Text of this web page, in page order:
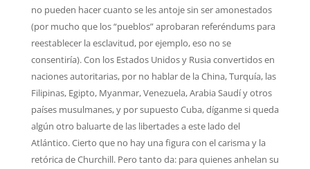
no pueden hacer cuanto se les antoje sin ser amonestados
(por mucho que los “pueblos” aprobaran referéndums para
reestablecer la esclavitud, por ejemplo, eso no se
consentiría). Con los Estados Unidos y Rusia convertidos en
naciones autoritarias, por no hablar de la China, Turquía, las
Filipinas, Egipto, Myanmar, Venezuela, Arabia Saudí y otros
países musulmanes, y por supuesto Cuba, díganme si queda
algún otro baluarte de las libertades a este lado del
Atlántico. Cierto que no hay una figura con el carisma y la
retórica de Churchill. Pero tanto da: para quienes anhelan su